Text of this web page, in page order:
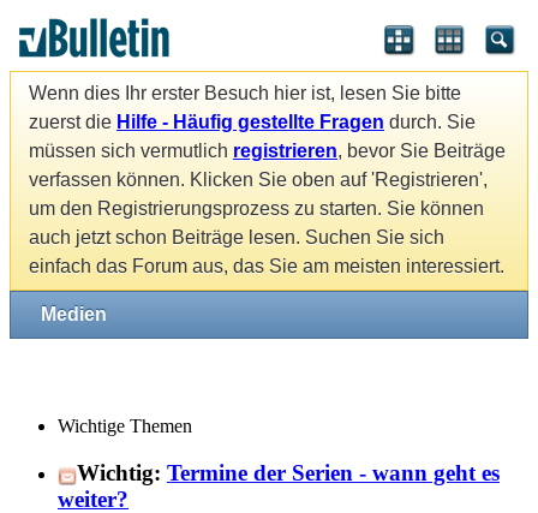
Wenn dies Ihr erster Besuch hier ist, lesen Sie bitte
zuerst die Hilfe - Häufig gestellte Fragen durch. Sie
müssen sich vermutlich registrieren, bevor Sie Beiträge
verfassen können. Klicken Sie oben auf 'Registrieren',
um den Registrierungsprozess zu starten. Sie können
auch jetzt schon Beiträge lesen. Suchen Sie sich
einfach das Forum aus, das Sie am meisten interessiert.
Medien
Wichtige Themen
Wichtig: Termine der Serien - wann geht es
weiter?